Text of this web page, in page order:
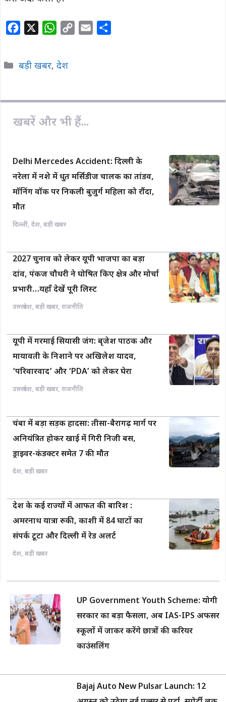
e
o
k
W
t
A
i
k
Categories
बड़ी खबर, देश
खबरें और भी हैं...
Delhi Mercedes Accident: दिल्ली के
नरेला में नशे में धुत मर्सिडीज चालक का तांडव,
मॉनिंग वॉक पर निकली बुजुर्ग महिला को रौंदा,
मौत
दिल्ली, देश, बड़ी खबर
2027 चुनाव को लेकर यूपी भाजपा का बड़ा
दांव, पंकज चौधरी ने घोषित किए क्षेत्र और मोर्चा
प्रभारी…यहाँ देखें पूरी लिस्ट
उत्तरप्रदेश, बड़ी खबर, राजनीति
यूपी में गरमाई सियासी जंग: बृजेश पाठक और
मायावती के निशाने पर अखिलेश यादव,
‘परिवारवाद’ और ‘PDA’ को लेकर घेरा
उत्तरप्रदेश, बड़ी खबर, राजनीति
चंबा में बड़ा सड़क हादसा: तीसा-बैरागढ़ मार्ग पर
अनियंत्रित होकर खाई में गिरी निजी बस,
ड्राइवर-कंडक्टर समेत 7 की मौत
देश, बड़ी खबर
देश के कई राज्यों में आफत की बारिश :
अमरनाथ यात्रा रुकी, काशी में 84 घाटों का
संपर्क टूटा और दिल्ली में रेड अलर्ट
देश, बड़ी खबर
UP Government Youth Scheme: योगी
सरकार का बड़ा फैसला, अब IAS-IPS अफसर
स्कूलों में जाकर करेंगे छात्रों की करियर
काउंसलिंग
Bajaj Auto New Pulsar Launch: 12